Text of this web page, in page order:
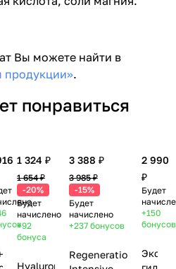
Вы можете найти в
продукции».
понравиться
1 324 ₽
1 654 ₽
-20%
Будет
начислено
+92
бонуса
Hyaluronic
3 388 ₽
3 985 ₽
-15%
Будет
начислено
+237 бонусов
Regeneration
2 990
₽
Будет
+150
бонусов